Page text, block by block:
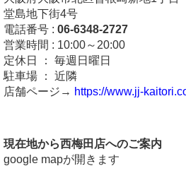
堂島地下街4号
電話番号 : 06-6348-2727
営業時間 : 10:00～20:00
定休日 ： 毎週日曜日
駐車場 ： 近隣
店舗ページ→ https://www.jj-
現在地から西梅田店へのご案内
google mapが開きます